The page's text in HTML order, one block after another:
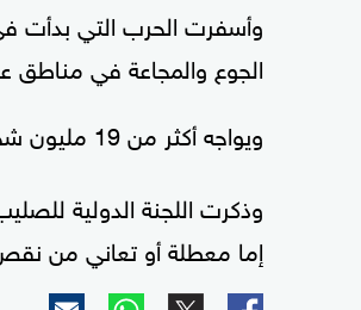
الجوع والمجاعة في مناطق
ويواجه أكثر من 19 مليون شخص
إما معطلة أو تعاني من